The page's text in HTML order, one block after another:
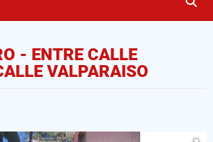
- ENTRE CALLE
VALPARAISO